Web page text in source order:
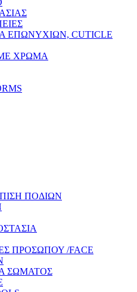
ΕΠΩΝΥΧΙΩΝ, CUTICLE
ΧΡΩΜΑ
ΠΟΔΙΩΝ
ΠΡΟΣΩΠΟΥ /FACE
ΣΩΜΑΤΟΣ